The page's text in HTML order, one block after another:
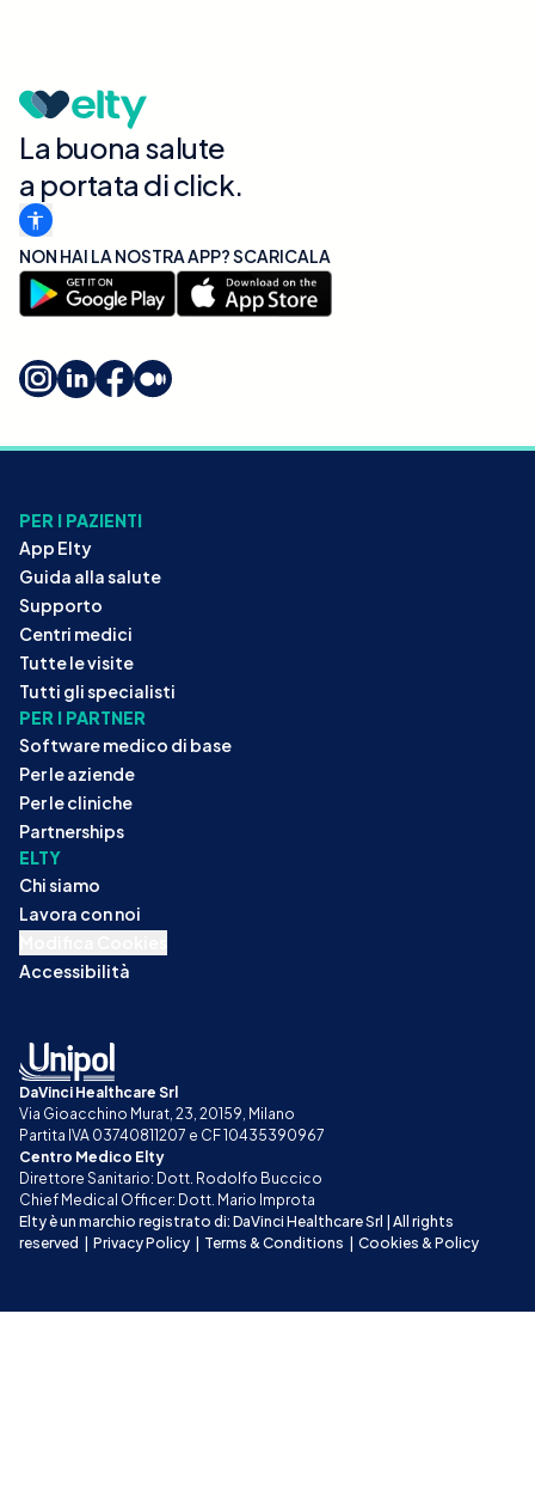
La buona salute
a portata di click.
NON HAI LA NOSTRA APP? SCARICALA
PER I PAZIENTI
App Elty
Guida alla salute
Supporto
Centri medici
Tutte le visite
Tutti gli specialisti
PER I PARTNER
Software medico di base
Per le aziende
Per le cliniche
Partnerships
ELTY
Chi siamo
Lavora con noi
Accessibilità
DaVinci Healthcare Srl
Via Gioacchino Murat, 23, 20159, Milano
Partita IVA 03740811207 e CF 10435390967
Centro Medico Elty
Direttore Sanitario: Dott. Rodolfo Buccico
Chief Medical Officer: Dott. Mario Improta
Elty è un marchio registrato di: DaVinci Healthcare Srl | All rights
reserved | Privacy Policy | Terms & Conditions | Cookies & Policy